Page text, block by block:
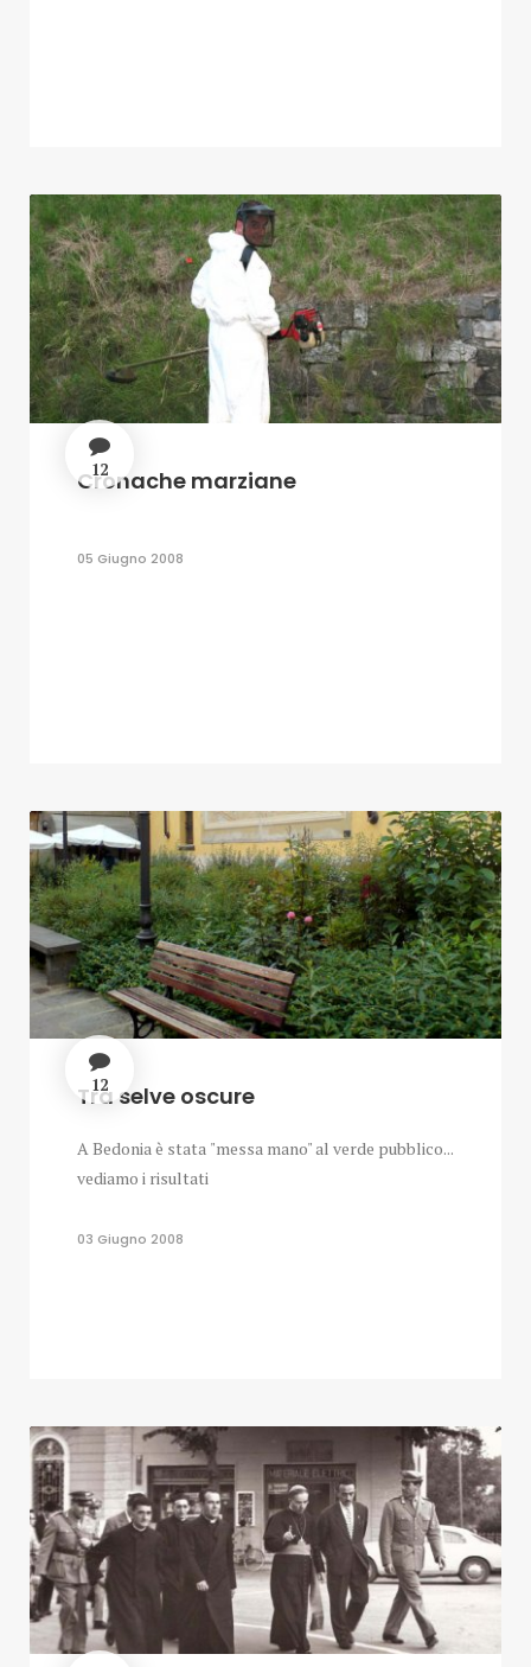
12
Cronache marziane
05 Giugno 2008
12
Tra selve oscure
A Bedonia è stata "messa mano" al verde pubblico...
vediamo i risultati
03 Giugno 2008